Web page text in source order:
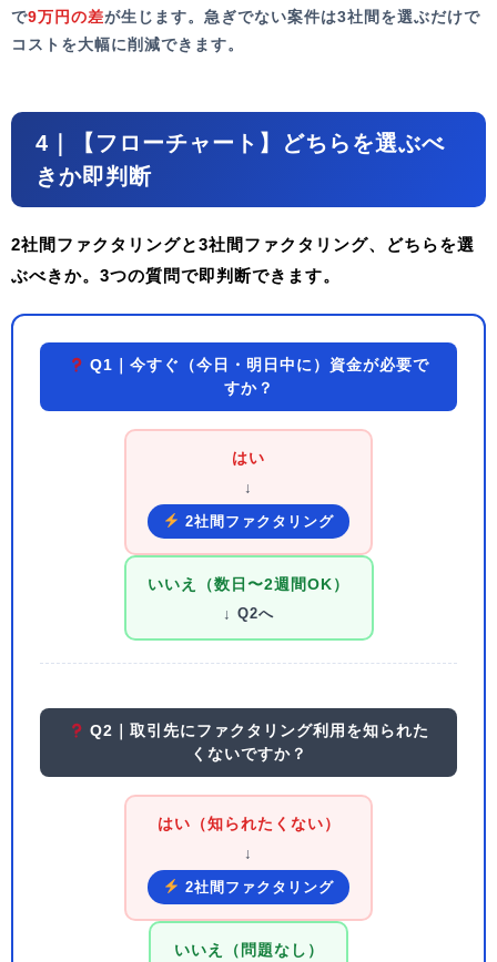
で9万円の差が生じます。急ぎでない案件は3社間を選ぶだけで
コストを大幅に削減できます。
4｜【フローチャート】どちらを選ぶべ
きか即判断
2社間ファクタリングと3社間ファクタリング、どちらを選
ぶべきか。3つの質問で即判断できます。
Q1｜今すぐ（今日・明日中に）資金が必要で
すか？
はい
↓
2社間ファクタリング
いいえ（数日〜2週間OK）
↓ Q2へ
Q2｜取引先にファクタリング利用を知られた
くないですか？
はい（知られたくない）
↓
2社間ファクタリング
いいえ（問題なし）